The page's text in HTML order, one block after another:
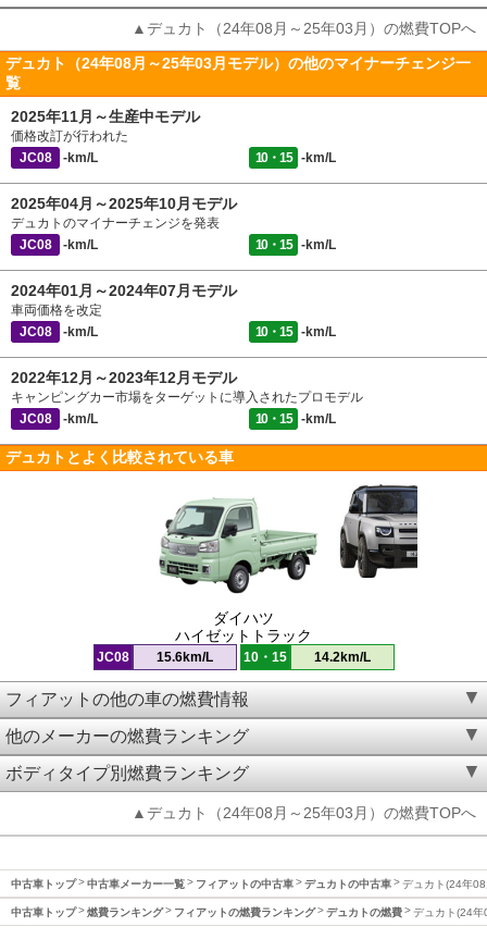
▲デュカト（24年08月～25年03月）の燃費TOPへ
デュカト（24年08月～25年03月モデル）の他のマイナーチェンジ一
覧
2025年11月～生産中モデル
価格改訂が行われた
JC08
-km/L 10・15 -km/L
2025年04月～2025年10月モデル
デュカトのマイナーチェンジを発表
JC08
-km/L 10・15 -km/L
2024年01月～2024年07月モデル
車両価格を改定
JC08
-km/L 10・15 -km/L
2022年12月～2023年12月モデル
キャンピングカー市場をターゲットに導入されたプロモデル
JC08
-km/L 10・15 -km/L
デュカトとよく比較されている車
ダイハツ
ハイゼットトラック
JC08 15.6km/L 10・15 14.2km/L
フィアットの他の車の燃費情報
他のメーカーの燃費ランキング
ボディタイプ別燃費ランキング
▲デュカト（24年08月～25年03月）の燃費TOPへ
中古車トップ 中古車メーカー一覧 フィアットの中古車 デュカトの中古車 デュカト(24年
中古車トップ 燃費ランキング フィアットの燃費ランキング デュカトの燃費 デュカト(24